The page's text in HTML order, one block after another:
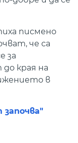
писмено
че са
за
края на
в